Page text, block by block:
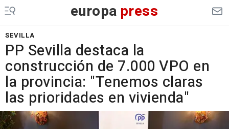
europa press
SEVILLA
PP Sevilla destaca la
construcción de 7.000 VPO en
la provincia: "Tenemos claras
las prioridades en vivienda"